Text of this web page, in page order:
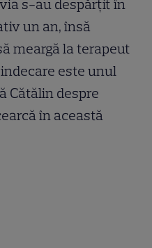
s-au despărțit în
un an, însă
meargă la terapeut
este unul
Cătălin despre
în această